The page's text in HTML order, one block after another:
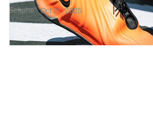
Schuhe Oct 21, 2025